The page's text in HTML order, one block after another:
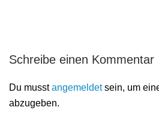
Schreibe einen Kommentar
Du musstangemeldetsein, um
abzugeben.